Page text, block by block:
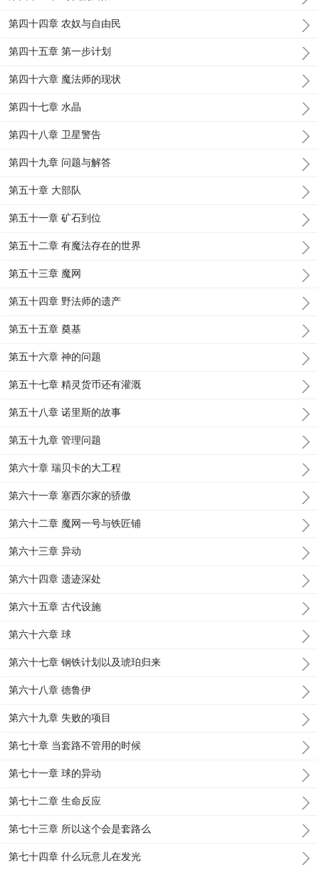
第四十四章 农奴与自由民
第四十五章 第一步计划
第四十六章 魔法师的现状
第四十七章 水晶
第四十八章 卫星警告
第四十九章 问题与解答
第五十章 大部队
第五十一章 矿石到位
第五十二章 有魔法存在的世界
第五十三章 魔网
第五十四章 野法师的遗产
第五十五章 奠基
第五十六章 神的问题
第五十七章 精灵货币还有灌溉
第五十八章 诺里斯的故事
第五十九章 管理问题
第六十章 瑞贝卡的大工程
第六十一章 塞西尔家的骄傲
第六十二章 魔网一号与铁匠铺
第六十三章 异动
第六十四章 遗迹深处
第六十五章 古代设施
第六十六章 球
第六十七章 钢铁计划以及琥珀归来
第六十八章 德鲁伊
第六十九章 失败的项目
第七十章 当套路不管用的时候
第七十一章 球的异动
第七十二章 生命反应
第七十三章 所以这个会是套路么
第七十四章 什么玩意儿在发光